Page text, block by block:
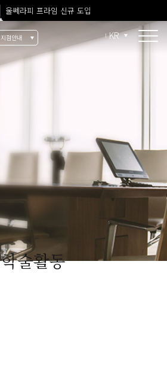
울쎄라피 프라임 신규 도입
고압산소치료 신규 도입
전 지점 피부과 전문의 진료
지점안내 KR
의료진 소개
치료 장비
학술활동